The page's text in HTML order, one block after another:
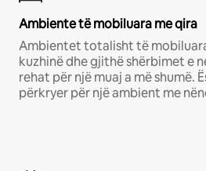
Ambiente të mobiluara me qira
Ambientet totalisht të
kuzhinë dhe gjithë shërbimet e
rehat për një muaj a më shumë.
përkryer për një ambient me